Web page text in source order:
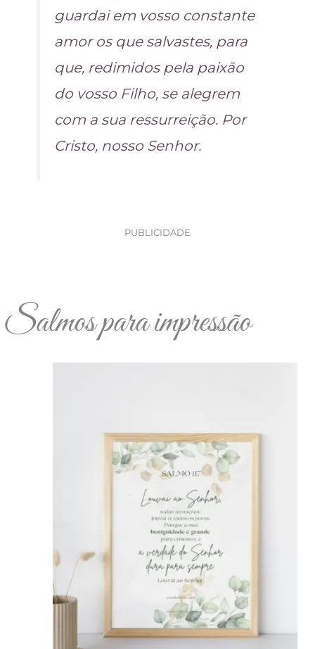
guardai em vosso constante
amor os que salvastes, para
que, redimidos pela paixão
do vosso Filho, se alegrem
com a sua ressurreição. Por
Cristo, nosso Senhor.
PUBLICIDADE
Salmos para impressão